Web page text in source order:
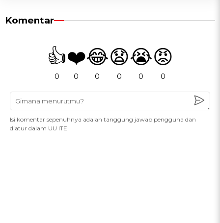
Komentar
👍
0
❤️
0
😂
0
😧
0
😭
0
😡
0
Isi komentar sepenuhnya adalah tanggung jawab pengguna dan
diatur dalam UU ITE